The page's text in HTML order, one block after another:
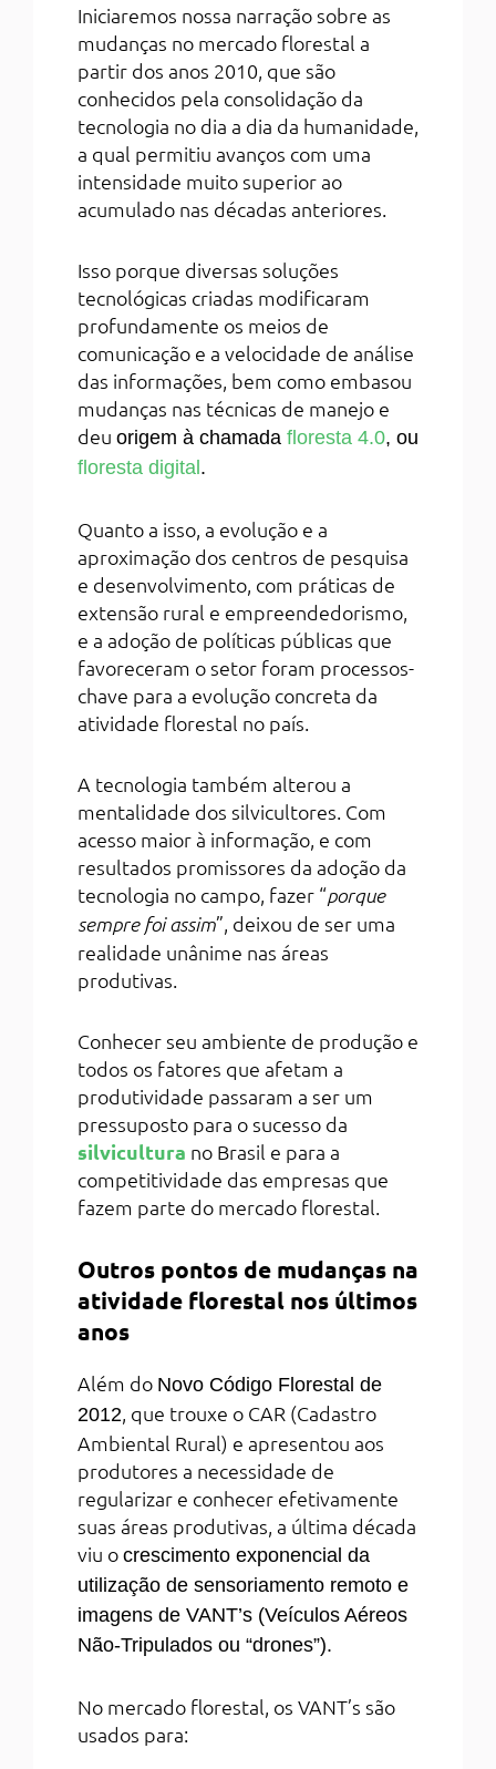
Iniciaremos nossa narração sobre as
mudanças no mercado florestal a
partir dos anos 2010, que são
conhecidos pela consolidação da
tecnologia no dia a dia da humanidade,
a qual permitiu avanços com uma
intensidade muito superior ao
acumulado nas décadas anteriores.
Isso porque diversas soluções
tecnológicas criadas modificaram
profundamente os meios de
comunicação e a velocidade de análise
das informações, bem como embasou
mudanças nas técnicas de manejo e
deu origem à chamada floresta 4.0, ou
floresta digital.
Quanto a isso, a evolução e a
aproximação dos centros de pesquisa
e desenvolvimento, com práticas de
extensão rural e empreendedorismo,
e a adoção de políticas públicas que
favoreceram o setor foram processos-
chave para a evolução concreta da
atividade florestal no país.
A tecnologia também alterou a
mentalidade dos silvicultores. Com
acesso maior à informação, e com
resultados promissores da adoção da
tecnologia no campo, fazer “porque
sempre foi assim”, deixou de ser uma
realidade unânime nas áreas
produtivas.
Conhecer seu ambiente de produção e
todos os fatores que afetam a
produtividade passaram a ser um
pressuposto para o sucesso da
silvicultura no Brasil e para a
competitividade das empresas que
fazem parte do mercado florestal.
Outros pontos de mudanças na
atividade florestal nos últimos
anos
Além do Novo Código Florestal de
2012, que trouxe o CAR (Cadastro
Ambiental Rural) e apresentou aos
produtores a necessidade de
regularizar e conhecer efetivamente
suas áreas produtivas, a última década
viu o crescimento exponencial da
utilização de sensoriamento remoto e
imagens de VANT’s (Veículos Aéreos
Não-Tripulados ou “drones”).
No mercado florestal, os VANT’s são
usados para: